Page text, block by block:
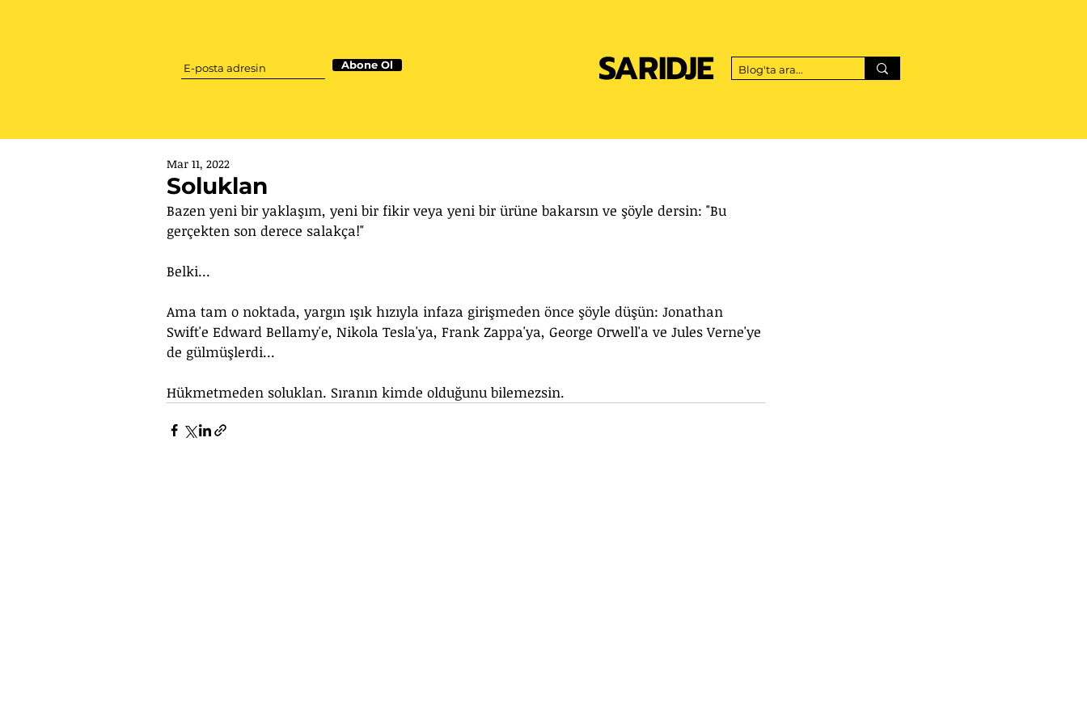
Abone Ol SARIDJE
Soluklan
Mar 11, 2022
Bazen yeni bir yaklaşım, yeni bir fikir veya yeni bir ürüne bakarsın ve şöyle dersin: "Bu
gerçekten son derece salakça!"
Belki...
Ama tam o noktada, yargın ışık hızıyla infaza girişmeden önce şöyle düşün: Jonathan
Swift'e Edward Bellamy'e, Nikola Tesla'ya, Frank Zappa'ya, George Orwell'a ve Jules Verne'ye
de gülmüşlerdi...
Hükmetmeden soluklan. Sıranın kimde olduğunu bilemezsin.